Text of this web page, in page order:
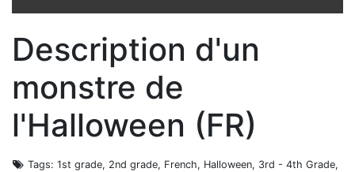
Description d'un
monstre de
l'Halloween (FR)
Tags: 1st grade, 2nd grade, French, Halloween, 3rd - 4th Grade,